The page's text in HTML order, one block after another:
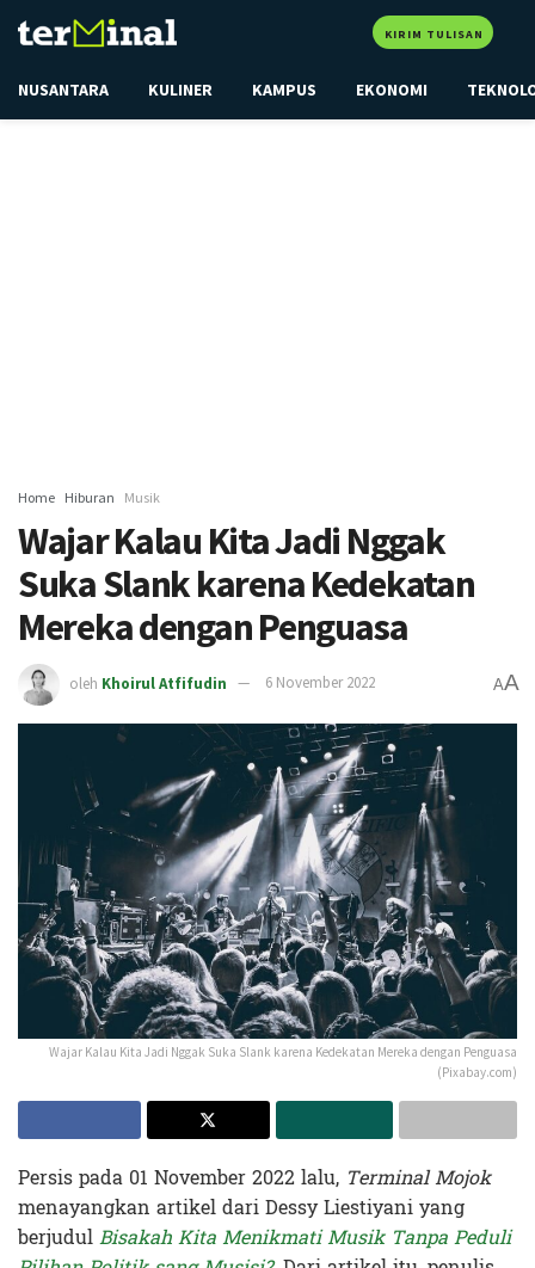
KIRIM TULISAN
NUSANTARA KULINER KAMPUS EKONOMI
Home Hiburan Musik
Wajar Kalau Kita Jadi Nggak
Suka Slank karena Kedekatan
Mereka dengan Penguasa
oleh Khoirul Atfifudin 6 November 2022 AA
Wajar Kalau Kita Jadi Nggak Suka Slank karena Kedekatan Mereka dengan Penguasa
(Pixabay.com)
Persis pada 01 November 2022 lalu, Terminal Mojok
menayangkan artikel dari Dessy Liestiyani yang
berjudulBisakah Kita Menikmati Musik Tanpa Peduli